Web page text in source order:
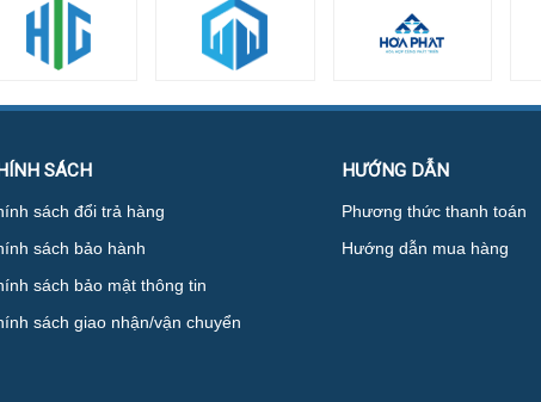
SÁCH
sách đổi trả hàng
sách bảo hành
sách bảo mật thông tin
sách giao nhận/vận chuyển
HƯỚNG DẪN
Phương thức thanh toán
Hướng dẫn mua hàng